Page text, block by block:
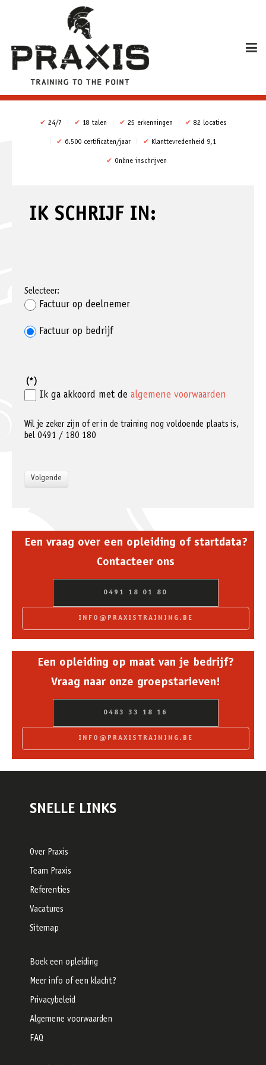
✔ 24/7 ✔ 18 talen ✔ 25 erkenningen ✔ 82 locaties
✔ 6.500 certificaten/jaar ✔ Klanttevredenheid 9,1
✔ Online inschrijven
IK SCHRIJF IN:
Selecteer:
Factuur op deelnemer
Factuur op bedrijf
(*)
Ik ga akkoord met de algemene voorwaarden
Wil je zeker zijn of er in de training nog voldoende plaats is,
bel 0491 / 180 180
Een vraag over een opleiding of startdata?
Contacteer ons
0491 18 01 80
INFO@PRAXISTRAINING.BE
Een opleiding op maat van je bedrijf?
Vraag naar onze groepstarieven!
0483 33 18 16
INFO@PRAXISTRAINING.BE
SNELLE LINKS
Over Praxis
Team Praxis
Referenties
Vacatures
Sitemap
Boek een opleiding
Meer info of een klacht?
Privacybeleid
Algemene voorwaarden
FAQ